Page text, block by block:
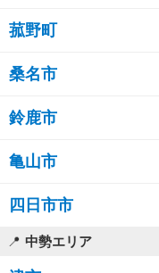
菰野町
桑名市
鈴鹿市
亀山市
四日市市
中勢エリア